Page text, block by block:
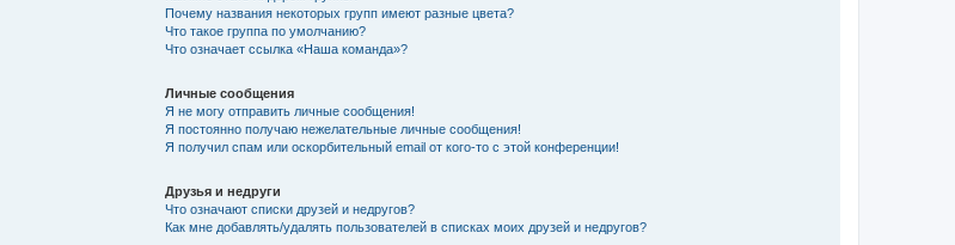
Почему названия некоторых групп имеют разные цвета?
Что такое группа по умолчанию?
Что означает ссылка «Наша команда»?
Личные сообщения
Я не могу отправить личные сообщения!
Я постоянно получаю нежелательные личные сообщения!
Я получил спам или оскорбительный email от кого-то с этой конференции!
Друзья и недруги
Что означают списки друзей и недругов?
Как мне добавлять/удалять пользователей в списках моих друзей и недругов?